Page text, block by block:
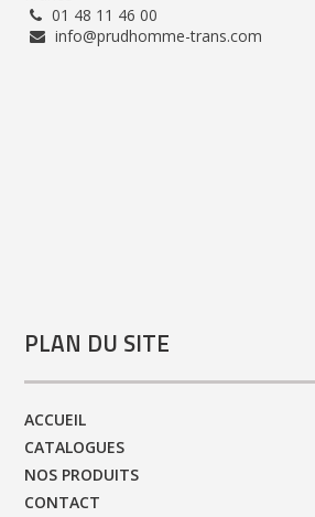
01 48 11 46 00
info@prudhomme-trans.com
PLAN DU SITE
ACCUEIL
CATALOGUES
NOS PRODUITS
CONTACT